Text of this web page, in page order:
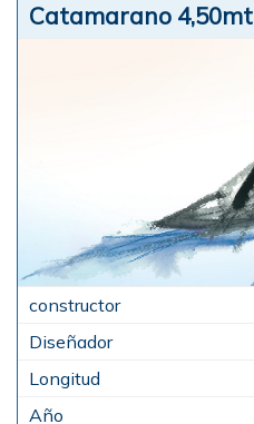
Catamarano 4,50mt